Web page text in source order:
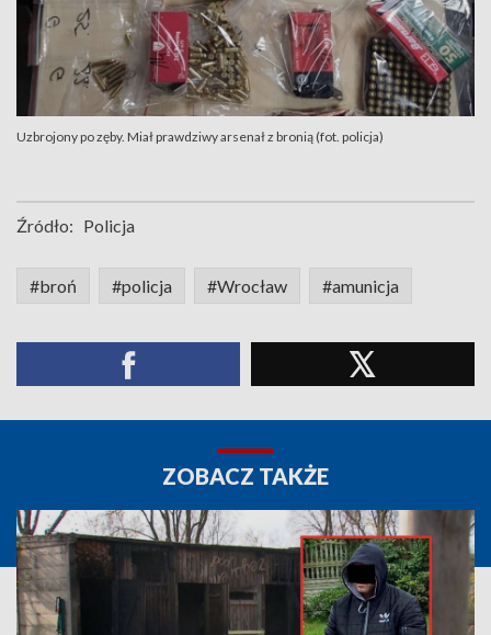
Uzbrojony po zęby. Miał prawdziwy arsenał z bronią (fot. policja)
Źródło: Policja
#broń #policja #Wrocław #amunicja
ZOBACZ TAKŻE